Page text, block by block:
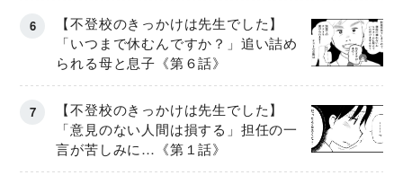
【不登校のきっかけは先生でした】
「いつまで休むんですか？」追い詰め
られる母と息子《第６話》
【不登校のきっかけは先生でした】
「意見のない人間は損する」担任の一
言が苦しみに…《第１話》